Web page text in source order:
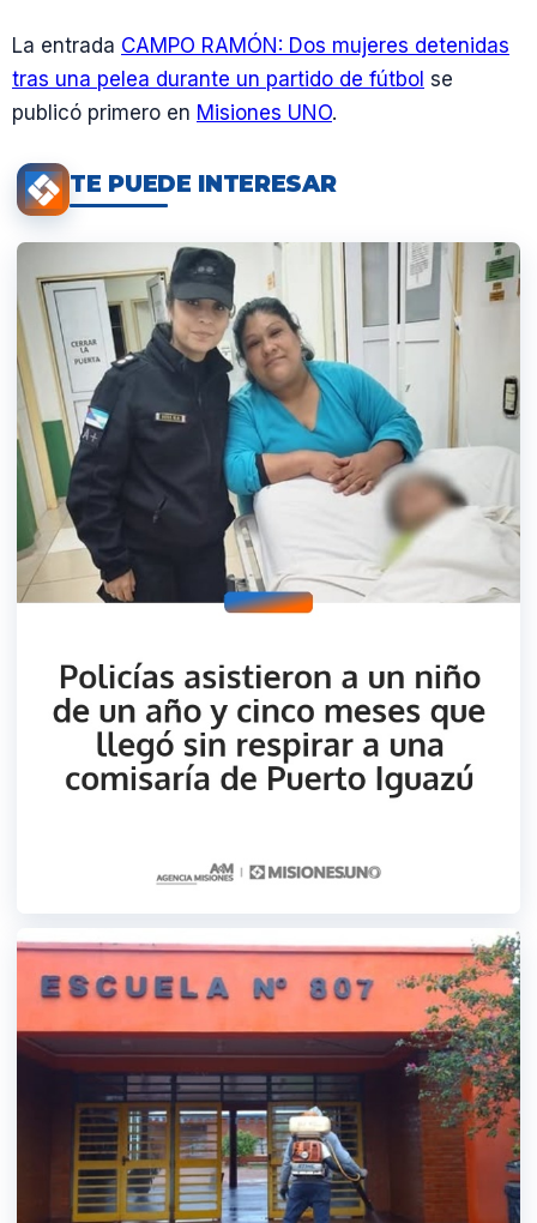
La entrada CAMPO RAMÓN: Dos mujeres detenidas
tras una pelea durante un partido de fútbol se
publicó primero en Misiones UNO.
TE PUEDE INTERESAR